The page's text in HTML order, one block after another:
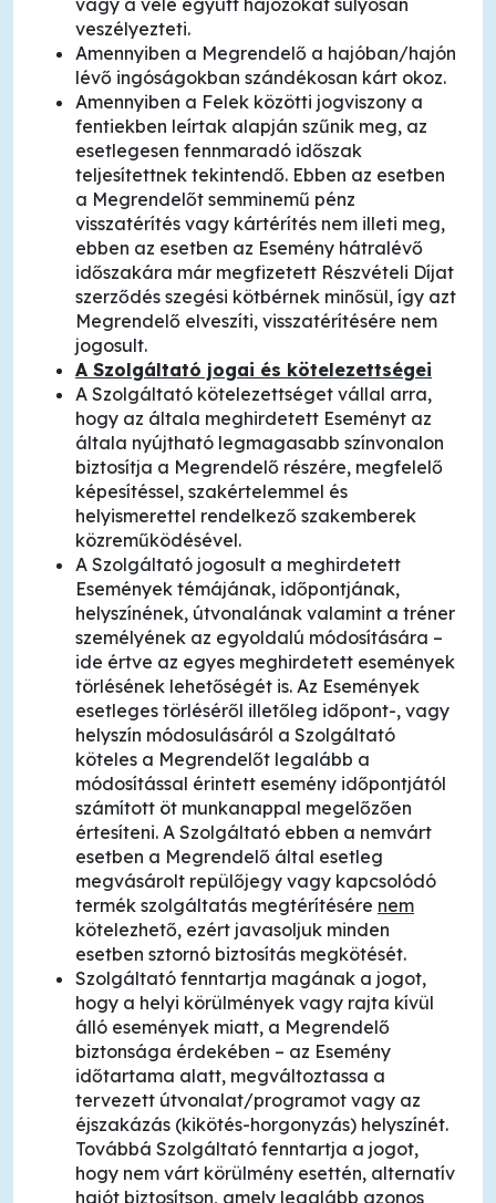
vagy a vele együtt hajózókat súlyosan
veszélyezteti.
Amennyiben a Megrendelő a hajóban/hajón
lévő ingóságokban szándékosan kárt okoz.
Amennyiben a Felek közötti jogviszony a
fentiekben leírtak alapján szűnik meg, az
esetlegesen fennmaradó időszak
teljesítettnek tekintendő. Ebben az esetben
a Megrendelőt semminemű pénz
visszatérítés vagy kártérítés nem illeti meg,
ebben az esetben az Esemény hátralévő
időszakára már megfizetett Részvételi Díjat
szerződés szegési kötbérnek minősül, így azt
Megrendelő elveszíti, visszatérítésére nem
jogosult.
A Szolgáltató jogai és kötelezettségei
A Szolgáltató kötelezettséget vállal arra,
hogy az általa meghirdetett Eseményt az
általa nyújtható legmagasabb színvonalon
biztosítja a Megrendelő részére, megfelelő
képesítéssel, szakértelemmel és
helyismerettel rendelkező szakemberek
közreműködésével.
A Szolgáltató jogosult a meghirdetett
Események témájának, időpontjának,
helyszínének, útvonalának valamint a tréner
személyének az egyoldalú módosítására –
ide értve az egyes meghirdetett események
törlésének lehetőségét is. Az Események
esetleges törléséről illetőleg időpont-, vagy
helyszín módosulásáról a Szolgáltató
köteles a Megrendelőt legalább a
módosítással érintett esemény időpontjától
számított öt munkanappal megelőzően
értesíteni. A Szolgáltató ebben a nemvárt
esetben a Megrendelő által esetleg
megvásárolt repülőjegy vagy kapcsolódó
termék szolgáltatás megtérítésére nem
kötelezhető, ezért javasoljuk minden
esetben sztornó biztosítás megkötését.
Szolgáltató fenntartja magának a jogot,
hogy a helyi körülmények vagy rajta kívül
álló események miatt, a Megrendelő
biztonsága érdekében – az Esemény
időtartama alatt, megváltoztassa a
tervezett útvonalat/programot vagy az
éjszakázás (kikötés-horgonyzás) helyszínét.
Továbbá Szolgáltató fenntartja a jogot,
hogy nem várt körülmény esettén, alternatív
hajót biztosítson, amely legalább azonos